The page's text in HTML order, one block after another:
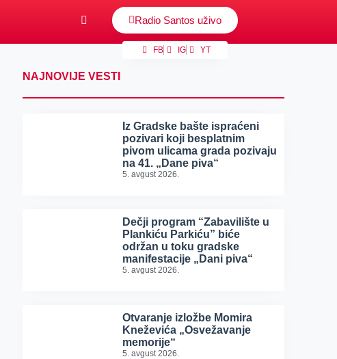
Radio Santos uživo
FB IG YT
NAJNOVIJE VESTI
Iz Gradske bašte ispraćeni
pozivari koji besplatnim
pivom ulicama grada pozivaju
na 41. „Dane piva“
5. avgust 2026.
Dečji program “Zabavilište u
Plankiću Parkiću” biće
održan u toku gradske
manifestacije „Dani piva“
5. avgust 2026.
Otvaranje izložbe Momira
Kneževića „Osvežavanje
memorije“
5. avgust 2026.